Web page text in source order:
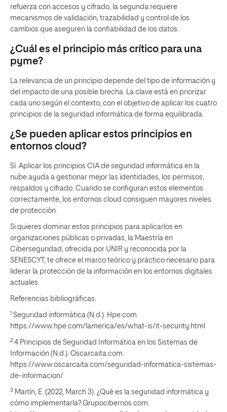
refuerza con accesos y cifrado, la segunda requiere
mecanismos de validación, trazabilidad y control de los
cambios que aseguren la confiabilidad de los datos.
¿Cuál es el principio más crítico para una
pyme?
La relevancia de un principio depende del tipo de información y
del impacto de una posible brecha. La clave está en priorizar
cada uno según el contexto, con el objetivo de aplicar los cuatro
principios de la seguridad informática de forma equilibrada.
¿Se pueden aplicar estos principios en
entornos cloud?
Sí. Aplicar los principios CIA de seguridad informática en la
nube ayuda a gestionar mejor las identidades, los permisos,
respaldos y cifrado. Cuando se configuran estos elementos
correctamente, los entornos cloud consiguen mayores niveles
de protección.
Si quieres dominar estos principios para aplicarlos en
organizaciones públicas o privadas, la Maestría en
Ciberseguridad, ofrecida por UNIR y reconocida por la
SENESCYT, te ofrece el marco teórico y práctico necesario para
liderar la protección de la información en los entornos digitales
actuales.
Referencias bibliográficas:
1 Seguridad informática (N.d.). Hpe.com.
https://www.hpe.com/lamerica/es/what-is/it-security.html
24 Principios de Seguridad Informática en los Sistemas de
Información (N.d.). Oscarcaita.com.
https://www.oscarcaita.com/seguridad-informatica-sistemas-
de-informacion/
3 Martín, E. (2022, March 3). ¿Qué es la seguridad informática y
cómo implementarla? Grupocibernos.com.